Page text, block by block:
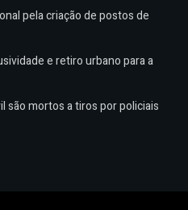
pela criação de postos de
e retiro urbano para a
são mortos a tiros por policiais